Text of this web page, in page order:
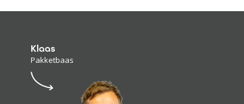
Klaas
Pakketbaas